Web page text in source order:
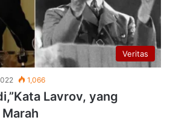
Veritas
1,066
Lavrov, yang